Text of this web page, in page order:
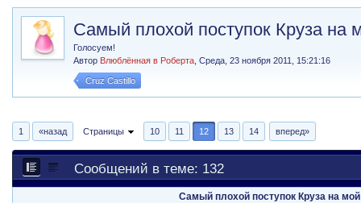
Самый плохой поступок Круза на
Голосуем!
Автор Влюблённая в Роберта ,Среда, 23 ноября 2011, 15:21:16
Cruz Castillo
1 «назад Страницы 10 11 12 13 14 вперед»
Сообщений в теме: 132
Самый плохой поступок Круза на